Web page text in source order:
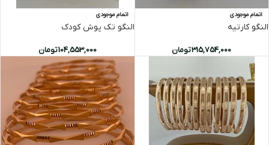
اتمام موجودی
النگو کارتیه
315,754,000تومان
اتمام موجودی
النگو تک پوش کودک
104,553,000تومان